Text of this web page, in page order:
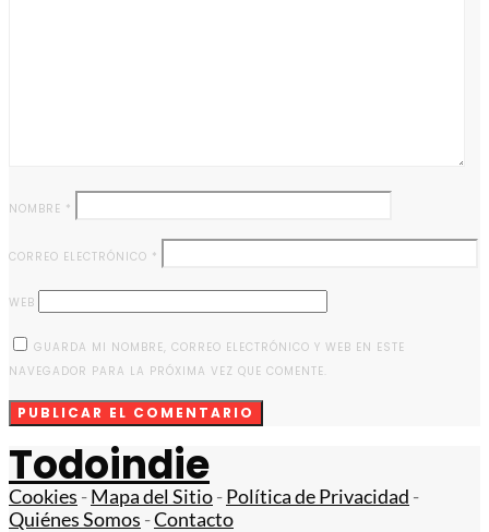
NOMBRE *
CORREO ELECTRÓNICO *
WEB
GUARDA MI NOMBRE, CORREO ELECTRÓNICO Y WEB EN ESTE
NAVEGADOR PARA LA PRÓXIMA VEZ QUE COMENTE.
Todoindie
Cookies -Mapa del Sitio-Política de Privacidad -
Quiénes Somos -Contacto